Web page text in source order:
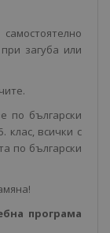
загуба или
по български
клас, всички с
по български
програма